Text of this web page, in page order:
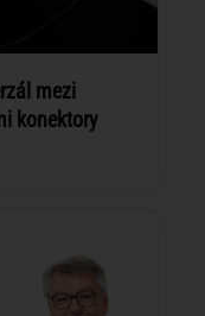
mezi
konektory